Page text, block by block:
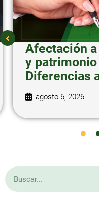
Afectación
y
Diferencias
agosto 6, 2026